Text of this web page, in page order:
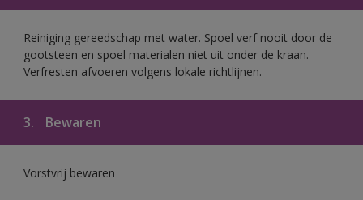
Reiniging gereedschap met water. Spoel verf nooit door de
gootsteen en spoel materialen niet uit onder de kraan.
Verfresten afvoeren volgens lokale richtlijnen.
3. Bewaren
Vorstvrij bewaren